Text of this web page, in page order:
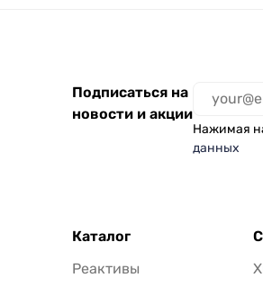
Подписаться на
новости и акции
Нажимая
данных
Каталог
Реактивы